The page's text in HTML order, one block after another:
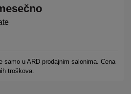
samo u ARD prodajnim salonima. Cena
troškova.